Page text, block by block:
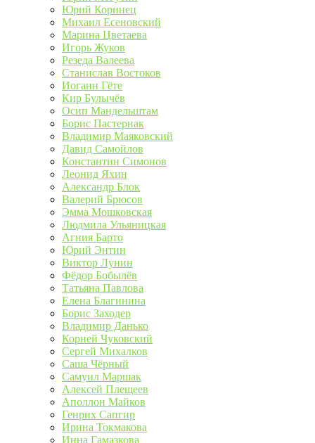
Юрий Коринец
Михаил Есеновский
Марина Цветаева
Игорь Жуков
Резеда Валеева
Станислав Востоков
Иоганн Гёте
Кир Булычёв
Осип Мандельштам
Борис Пастернак
Владимир Маяковский
Давид Самойлов
Константин Симонов
Леонид Яхин
Александр Блок
Валерий Брюсов
Эмма Мошковская
Людмила Ульяницкая
Агния Барто
Юрий Энтин
Виктор Лунин
Фёдор Бобылёв
Татьяна Павлова
Елена Благинина
Борис Заходер
Владимир Данько
Корней Чуковский
Сергей Михалков
Саша Чёрный
Самуил Маршак
Алексей Плещеев
Аполлон Майков
Генрих Сапгир
Ирина Токмакова
Инна Гамазкова